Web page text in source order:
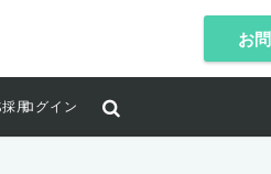
お
採用ログイン